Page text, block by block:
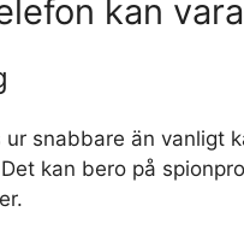
kan
snabbare än vanligt
kan bero på